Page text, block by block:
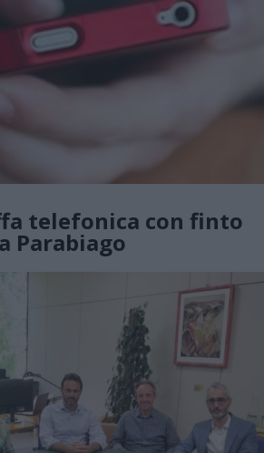
telefonica con finto
Parabiago